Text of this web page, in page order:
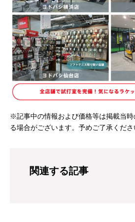
※記事中の情報および価格等は掲載当
る場合がございます。予めご了承くださ
関連する記事